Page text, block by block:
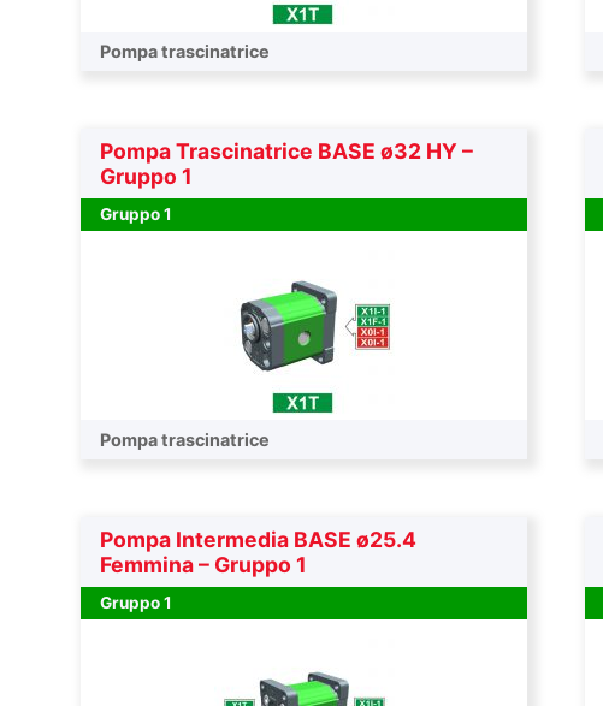
Pompa trascinatrice
Pompa Trascinatrice BASE ø32 HY –
Gruppo 1
Gruppo 1
Pompa trascinatrice
Pompa Intermedia BASE ø25.4
Femmina – Gruppo 1
Gruppo 1